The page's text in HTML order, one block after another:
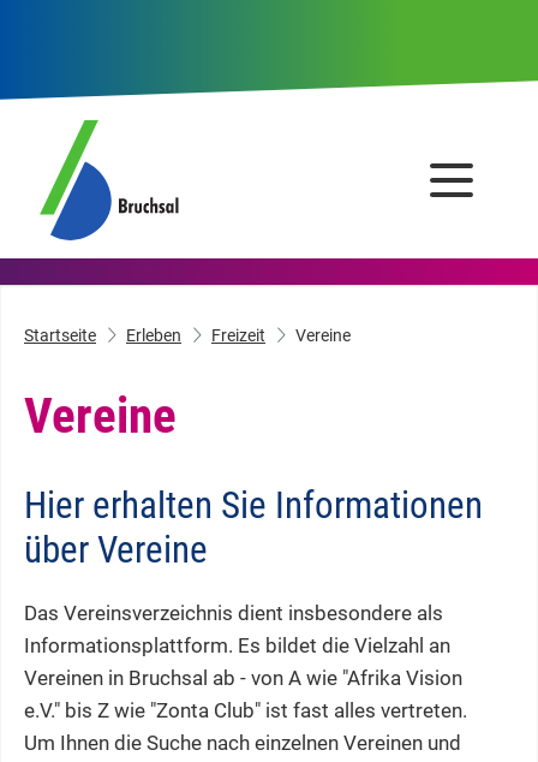
Startseite Erleben Freizeit Vereine
Vereine
Hier erhalten Sie Informationen
über Vereine
Das Vereinsverzeichnis dient insbesondere als
Informationsplattform. Es bildet die Vielzahl an
Vereinen in Bruchsal ab - von A wie "Afrika Vision
e.V." bis Z wie "Zonta Club" ist fast alles vertreten.
Um Ihnen die Suche nach einzelnen Vereinen und